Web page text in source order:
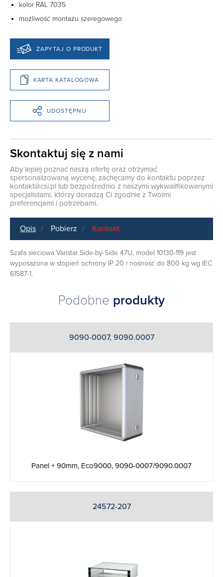
kolor RAL 7035
możliwość montażu szeregowego
ZAPYTAJ O PRODUKT
KARTA KATALOGOWA
UDOSTĘPNIJ
Skontaktuj się z nami
Aby lepiej poznać naszą ofertę oraz otrzymać
spersonalizowaną wycenę, zachęcamy do kontaktu poprzez
kontakt@csi.pl lub bezpośrednio z naszymi wykwalifikowanymi
specjalistami, którzy doradzą Ci zgodnie z Twoimi
preferencjami i potrzebami.
Opis Pobierz Kontakt
Szafa sieciowa Varistar Side-by-Side 47U, model 10130-119 jest
wyposażona w stopień ochrony IP 20 i nośność do 800 kg wg IEC
61587-1.
Podobne produkty
9090-0007, 9090.0007
Panel + 90mm, Eco9000, 9090-0007/9090.0007
24572-207